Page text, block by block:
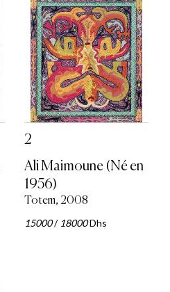
2
Ali Maimoune (Né en
1956)
Totem, 2008
15000/ 18000Dhs